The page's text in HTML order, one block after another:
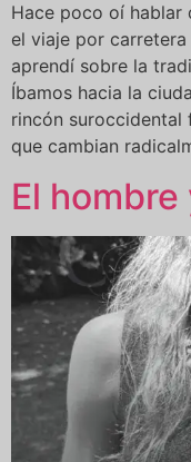
Hace poco oí hablar
el viaje por
aprendí sobre la
Íbamos hacia la
rincón suroccidental
que cambian
El